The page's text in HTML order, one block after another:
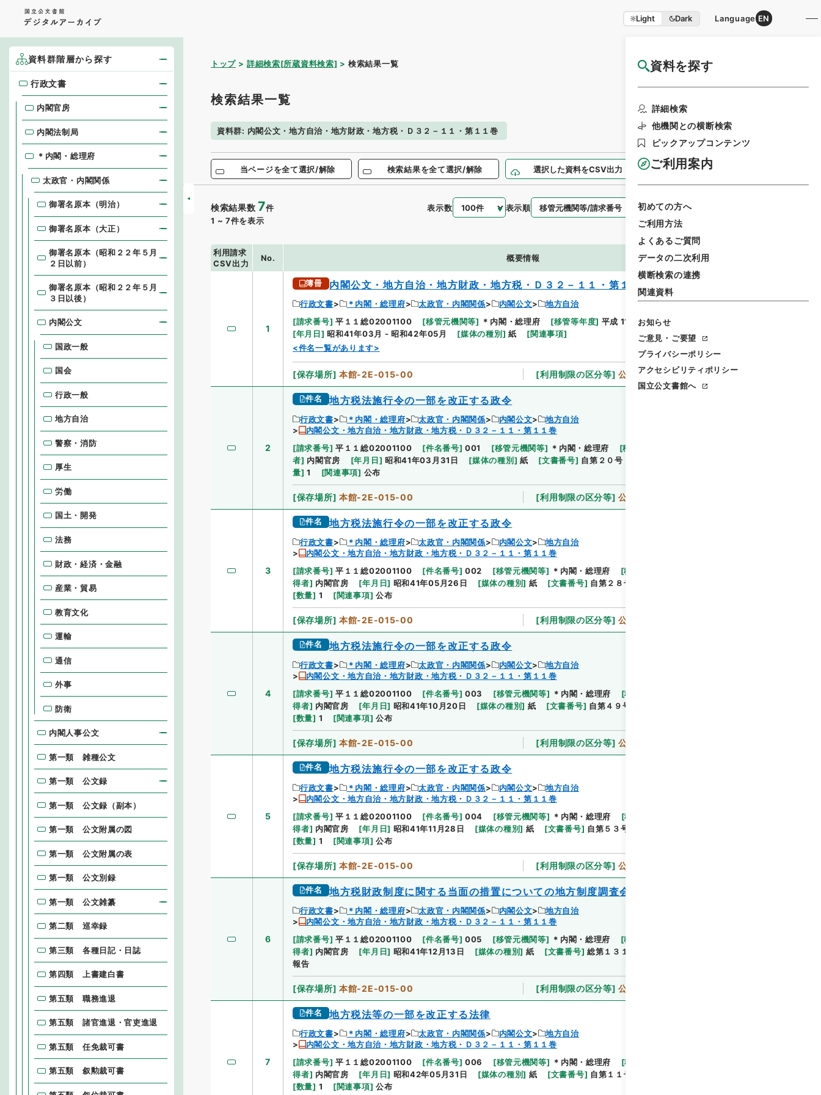
Light Dark Language EN
資料を探す
詳細検索
他機関との横断検索
ピックアップコンテンツ
ご利用案内
初めての方へ
ご利用方法
よくあるご質問
データの二次利用
横断検索の連携
関連資料
お知らせ
ご意見・ご要望
プライバシーポリシー
アクセシビリティポリシー
国立公文書館へ
トップ 詳細検索[所蔵資料検索] 検索結果一覧 国立公文書館HP利用案内
検索結果一覧
資料群: 内閣公文・地方自治・地方財政・地方税・Ｄ３２－１１・第１１巻
当ページを全て選択/解除 検索結果を全て選択/解除 選択した資料をCSV出力 選択した資料を利用請求
検索結果数 7件
1 ~ 7件を表示
表示数 表示順 表示スタイル
利用請求
CSV出力
No. 概要情報
1
簿冊 内閣公文・地方自治・地方財政・地方税・Ｄ３２－１１・第１１巻
行政文書 ＊内閣・総理府 太政官・内閣関係 内閣公文
地方自治
[請求番号] 平１１総02001100 [移管元機関等] ＊内閣・総理府 [移管等年度] 平成 11 [作成・取得者
[年月日] 昭和41年03月 - 昭和42年05月 [媒体の種別 ] 紙 [関連事項]
<件名一覧があります>
[保存場所] 本館-2E-015-00 [利用制限の区分等] 公開
2
件名 地方税法施行令の一部を改正する政令
行政文書 ＊内閣・総理府 太政官・内閣関係 内閣公文
地方自治
内閣公文・地方自治・地方財政・地方税・Ｄ３２－１１・第１１巻
[請求番号] 平１１総02001100 [件名番号] 001 [移管元機関等] ＊内閣・総理府 [移管等年度
者] 内閣官房 [年月日] 昭和41年03月31日 [媒体の種別 ] 紙 [文書番号] 自第２０号
量] 1 [関連事項] 公布
[保存場所] 本館-2E-015-00 [利用制限の区分等] 公開
3
件名 地方税法施行令の一部を改正する政令
行政文書 ＊内閣・総理府 太政官・内閣関係 内閣公文
地方自治
内閣公文・地方自治・地方財政・地方税・Ｄ３２－１１・第１１巻
[請求番号] 平１１総02001100 [件名番号] 002 [移管元機関等] ＊内閣・総理府 [移管等年度
得者] 内閣官房 [年月日] 昭和41年05月26日 [媒体の種別] 紙 [文書番号] 自第２８号
[数量] 1 [関連事項] 公布
[保存場所] 本館-2E-015-00 [利用制限の区分等] 公開
4
件名 地方税法施行令の一部を改正する政令
行政文書 ＊内閣・総理府 太政官・内閣関係 内閣公文
地方自治
内閣公文・地方自治・地方財政・地方税・Ｄ３２－１１・第１１巻
[請求番号] 平１１総02001100 [件名番号] 003 [移管元機関等] ＊内閣・総理府 [移管等年度
得者] 内閣官房 [年月日] 昭和41年10月20日 [媒体の種別] 紙 [文書番号] 自第４９号
[数量] 1 [関連事項] 公布
[保存場所] 本館-2E-015-00 [利用制限の区分等] 公開
5
件名 地方税法施行令の一部を改正する政令
行政文書 ＊内閣・総理府 太政官・内閣関係 内閣公文
地方自治
内閣公文・地方自治・地方財政・地方税・Ｄ３２－１１・第１１巻
[請求番号] 平１１総02001100 [件名番号] 004 [移管元機関等] ＊内閣・総理府 [移管等年度
得者] 内閣官房 [年月日] 昭和41年11月28日 [媒体の種別] 紙 [文書番号] 自第５３号
[数量] 1 [関連事項] 公布
[保存場所] 本館-2E-015-00 [利用制限の区分等] 公開
6
件名 地方税財政制度に関する当面の措置についての地方制度調査会の答申について
行政文書 ＊内閣・総理府 太政官・内閣関係 内閣公文
地方自治
内閣公文・地方自治・地方財政・地方税・Ｄ３２－１１・第１１巻
[請求番号] 平１１総02001100 [件名番号] 005 [移管元機関等] ＊内閣・総理府 [移管等年度
得者] 内閣官房 [年月日] 昭和41年12月13日 [媒体の種別] 紙 [文書番号] 総第１３１号
報告
[保存場所] 本館-2E-015-00 [利用制限の区分等] 公開
7
件名 地方税法等の一部を改正する法律
行政文書 ＊内閣・総理府 太政官・内閣関係 内閣公文
地方自治
内閣公文・地方自治・地方財政・地方税・Ｄ３２－１１・第１１巻
[請求番号] 平１１総02001100 [件名番号] 006 [移管元機関等] ＊内閣・総理府 [移管等年度
得者] 内閣官房 [年月日] 昭和42年05月31日 [媒体の種別] 紙 [文書番号] 自第１１号
[数量] 1 [関連事項] 公布
資料群階層から探す
行政文書
行政文書
内閣官房
内閣法制局
＊内閣・総理府
太政官・内閣関係
御署名原本（明治）
御署名原本（大正）
御署名原本（昭和２２年５月
２日以前）
御署名原本（昭和２２年５月
３日以後）
内閣公文
国政一般
国会
行政一般
地方自治
警察・消防
厚生
労働
国土・開発
法務
財政・経済・金融
産業・貿易
教育文化
運輸
通信
外事
防衛
内閣人事公文
第一類 雑種公文
第一類 公文録
第一類 公文録（副本）
第一類 公文附属の図
第一類 公文附属の表
第一類 公文別録
第一類 公文雑纂
第二類 巡幸録
第三類 各種日記・日誌
第四類 上書建白書
第五類 職務進退
第五類 諸官進退・官吏進退
第五類 任免裁可書
第五類 叙勲裁可書